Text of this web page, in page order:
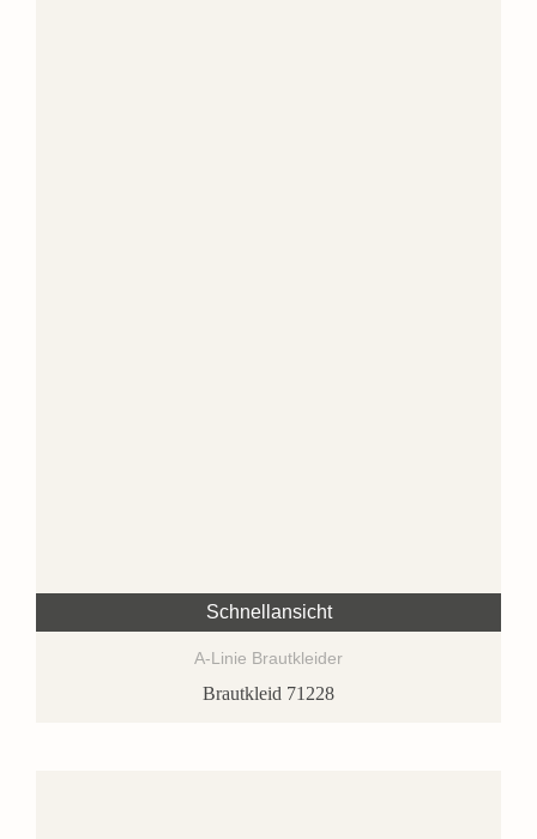
Schnellansicht
A-Linie Brautkleider
Brautkleid 71228